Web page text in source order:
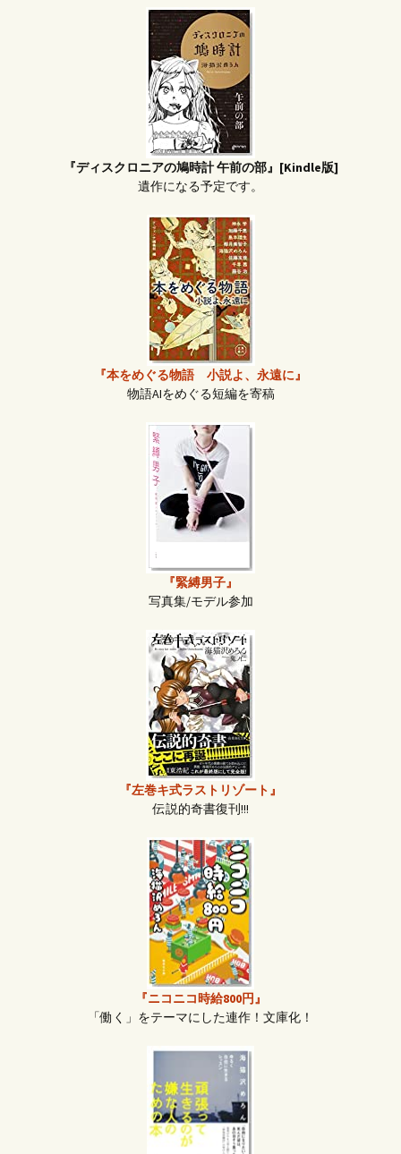
『ディスクロニアの鳩時計 午前の部』[Kindle版]
遺作になる予定です。
『本をめぐる物語 小説よ、永遠に』
物語AIをめぐる短編を寄稿
『緊縛男子』
写真集/モデル参加
『左巻キ式ラストリゾート』
伝説的奇書復刊!!!
『ニコニコ時給800円』
「働く」をテーマにした連作！文庫化！